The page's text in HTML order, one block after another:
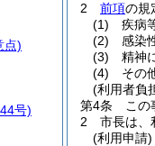
2
前項の規
(1)
疾病
(2)
感染
(3)
精神
(4)
その
(利用者負
第4条
この
2
市長は、
(利用申請)
点)
号)